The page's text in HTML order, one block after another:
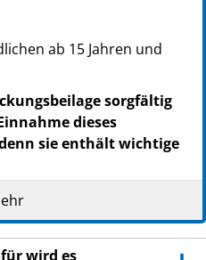
ab 15 Jahren und
sorgfältig
dieses
sie enthält wichtige
auf. Vielleicht
nochmals lesen.
haben, wenden Sie sich
wird es